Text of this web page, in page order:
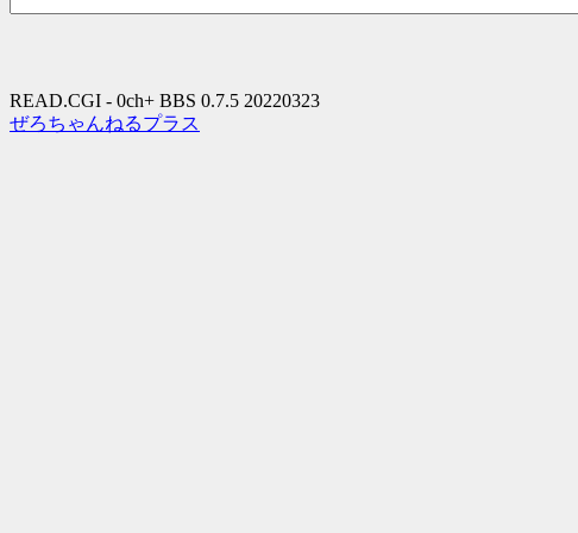
READ.CGI - 0ch+ BBS 0.7.5 20220323
ぜろちゃんねるプラス